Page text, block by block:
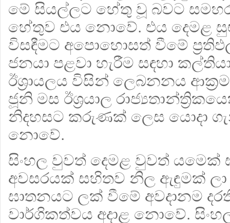
මේ සියල්ලට හේතු වූ බවට
හේතුව එය නොවේ. එය දෙමළ
විසඳීමට අපොහොසත් වීමේ
ජනයා පළවා හැරීම සඳහා
ඊශ්‍රායලය විසින් ලෙබනනය
ජූනි මස ඊශ්‍රයාල
නිදහසට කරුණක් ලෙස යොදා
නොවේ.
සිංහල වුවත් දෙමළ වුවත්
අවසරයක් සහිතව නිල ඇඳුමක්
ඝාතනයට ලක් වීමේ අවදානම
වාර්ගිකත්වය අදාළ නොවේ.